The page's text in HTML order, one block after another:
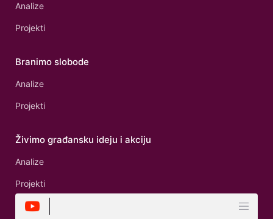
Analize
Projekti
Branimo slobode
Analize
Projekti
Živimo građansku ideju i akciju
Analize
Projekti